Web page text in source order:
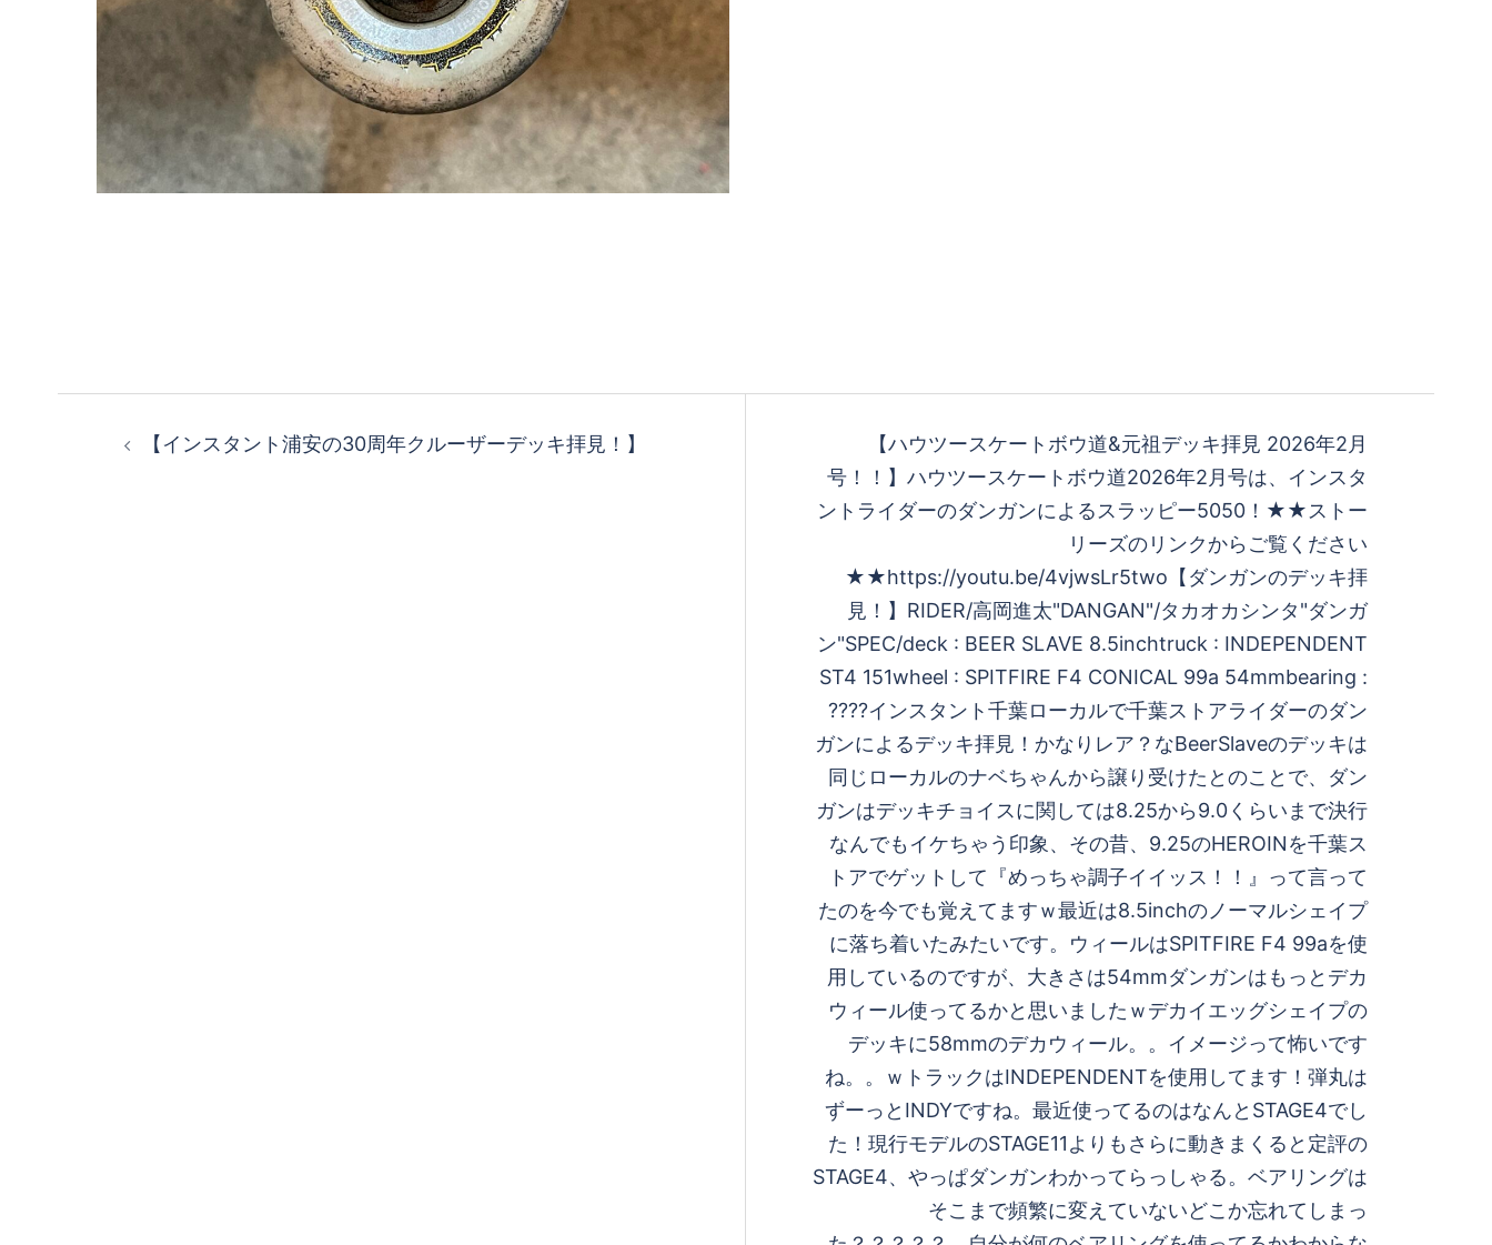
【インスタント浦安の30周年クルーザーデッキ拝見！】
【ハウツースケートボウ道&元祖デッキ拝見 2026年2月
号！！】ハウツースケートボウ道2026年2月号は、インスタ
ントライダーのダンガンによるスラッピー5050！★★ストー
リーズのリンクからご覧ください
★★https://youtu.be/4vjwsLr5two【ダンガンのデッキ拝
見！】RIDER/高岡進太"DANGAN"/タカオカシンタ"ダンガ
ン"SPEC/deck : BEER SLAVE 8.5inchtruck : INDEPENDENT
ST4 151wheel : SPITFIRE F4 CONICAL 99a 54mmbearing :
????インスタント千葉ローカルで千葉ストアライダーのダン
ガンによるデッキ拝見！かなりレア？なBeerSlaveのデッキは
同じローカルのナベちゃんから譲り受けたとのことで、ダン
ガンはデッキチョイスに関しては8.25から9.0くらいまで決行
なんでもイケちゃう印象、その昔、9.25のHEROINを千葉ス
トアでゲットして『めっちゃ調子イイッス！！』って言って
たのを今でも覚えてますｗ最近は8.5inchのノーマルシェイプ
に落ち着いたみたいです。ウィールはSPITFIRE F4 99aを使
用しているのですが、大きさは54mmダンガンはもっとデカ
ウィール使ってるかと思いましたｗデカイエッグシェイプの
デッキに58mmのデカウィール。。イメージって怖いです
ね。。ｗトラックはINDEPENDENTを使用してます！弾丸は
ずーっとINDYですね。最近使ってるのはなんとSTAGE4でし
た！現行モデルのSTAGE11よりもさらに動きまくると定評の
STAGE4、やっぱダンガンわかってらっしゃる。ベアリングは
そこまで頻繁に変えていないどこか忘れてしまっ